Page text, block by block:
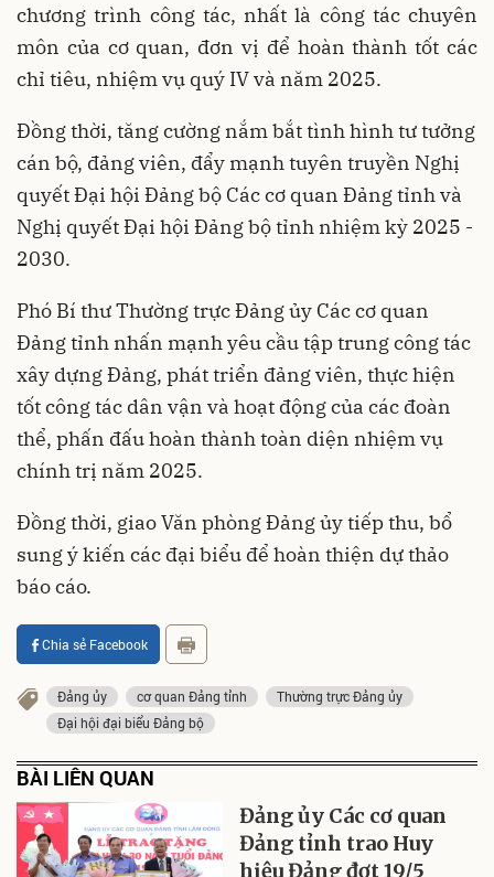
chương trình công tác, nhất là công tác chuyên
môn của cơ quan, đơn vị để hoàn thành tốt các
chỉ tiêu, nhiệm vụ quý IV và năm 2025.
Đồng thời, tăng cường nắm bắt tình hình tư tưởng
cán bộ, đảng viên, đẩy mạnh tuyên truyền Nghị
quyết Đại hội Đảng bộ Các cơ quan Đảng tỉnh và
Nghị quyết Đại hội Đảng bộ tỉnh nhiệm kỳ 2025 -
2030.
Phó Bí thư Thường trực Đảng ủy Các cơ quan
Đảng tỉnh nhấn mạnh yêu cầu tập trung công tác
xây dựng Đảng, phát triển đảng viên, thực hiện
tốt công tác dân vận và hoạt động của các đoàn
thể, phấn đấu hoàn thành toàn diện nhiệm vụ
chính trị năm 2025.
Đồng thời, giao Văn phòng Đảng ủy tiếp thu, bổ
sung ý kiến các đại biểu để hoàn thiện dự thảo
báo cáo.
Chia sẻ Facebook
Đảng ủy cơ quan Đảng tỉnh
Thường trực Đảng ủy
Đại hội đại biểu Đảng bộ
BÀI LIÊN QUAN
Đảng ủy Các cơ quan
Đảng tỉnh trao Huy
hiệu Đảng đợt 19/5